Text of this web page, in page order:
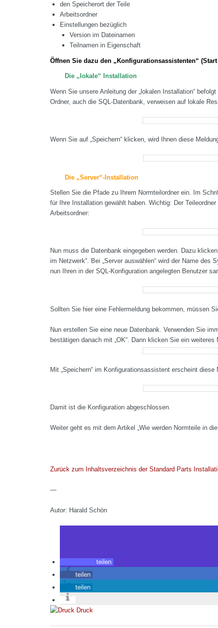
den Speicherort der Teile
Arbeitsordner
Einstellungen bezüglich
Version im Dateinamen
Teilnamen in Eigenschaft
Öffnen Sie dazu den „Konfigurationsassistenten“
Die „lokale“ Installation
Wenn Sie unsere Anleitung der „lokalen Installation“
Ordner, auch die SQL-Datenbank, verweisen auf lokale
Wenn Sie auf „Speichern“ klicken, wird Ihnen diese
Die „Server“-Installation
Stellen Sie die Pfade zu Ihrem Normteilordner ein. Im
für Ihre Installation gewählt haben. Wichtig: Der
Arbeitsordner:
Nun muss die Datenbank eingegeben werden. Dazu
im Netzwerk“. Bei „Server auswählen“ wird der Name
nun Ihren in der SQL-Konfiguration angelegten Benutzer
Sollten Sie hier eine Fehlermeldung bekommen, müssen
Nun erstellen Sie eine neue Datenbank. Verwenden Sie
bestätigen danach mit „OK“. Dann klicken Sie ein
Mit „Speichern“ im Konfigurationsassistent erscheint diese
Damit ist die Konfiguration abgeschlossen.
Weiter geht es mit dem Artikel „Wie werden Normteile in
Zurück zum Inhaltsverzeichnis der Standard Parts
—
Autor: Harald Schön
teilen
teilen
teilen
Druck